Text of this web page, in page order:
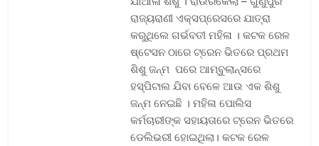
ରାଜ୍ୟରାଣୀ ଏକ୍ସପ୍ରେସରେ ଯାତ୍ରା
କରୁଥିଲେ ଗର୍ଭବତୀ ମହିଳା । କଟକ ରେଳ
ଷ୍ଟେସନ ଠାରେ ଟ୍ରେନ ଭିତରେ ପ୍ରଥମ
ଶିଶୁ ଜନ୍ମ ପରେ ଆମ୍ବୁଲାନ୍ସରେ
ହସ୍ପିଟାଲ ଯିବା ବେଳେ ଆଉ ଏକ ଶିଶୁ
ଜନ୍ମ ନେଇଛି । ମହିଳା ପୋଲିସ
କର୍ମଚାରୀଙ୍କ ସହାୟତାରେ ଟ୍ରେନ ଭିତରେ
ଡେଲିଭରୀ ହୋଇଥିଲା। କଟକ ରେଳ